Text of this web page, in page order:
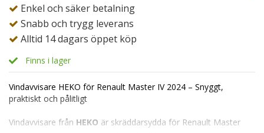
Enkel och säker betalning
Snabb och trygg leverans
Alltid 14 dagars öppet köp
Finns i lager
Vindavvisare HEKO för Renault Master IV2024 – Snyggt,
praktiskt och pålitligt
Vindavvisare från HEKO är skräddarsydda för Renault Master